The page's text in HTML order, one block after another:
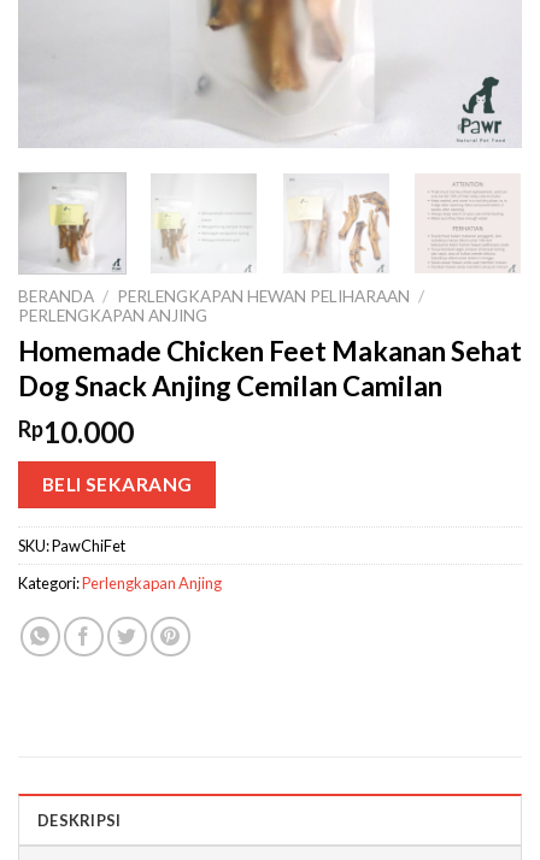
BERANDA / PERLENGKAPAN HEWAN PELIHARAAN /
PERLENGKAPAN ANJING
Homemade Chicken Feet Makanan Sehat
Dog Snack Anjing Cemilan Camilan
Rp10.000
BELI SEKARANG
SKU:PawChiFet
Kategori:Perlengkapan Anjing
DESKRIPSI